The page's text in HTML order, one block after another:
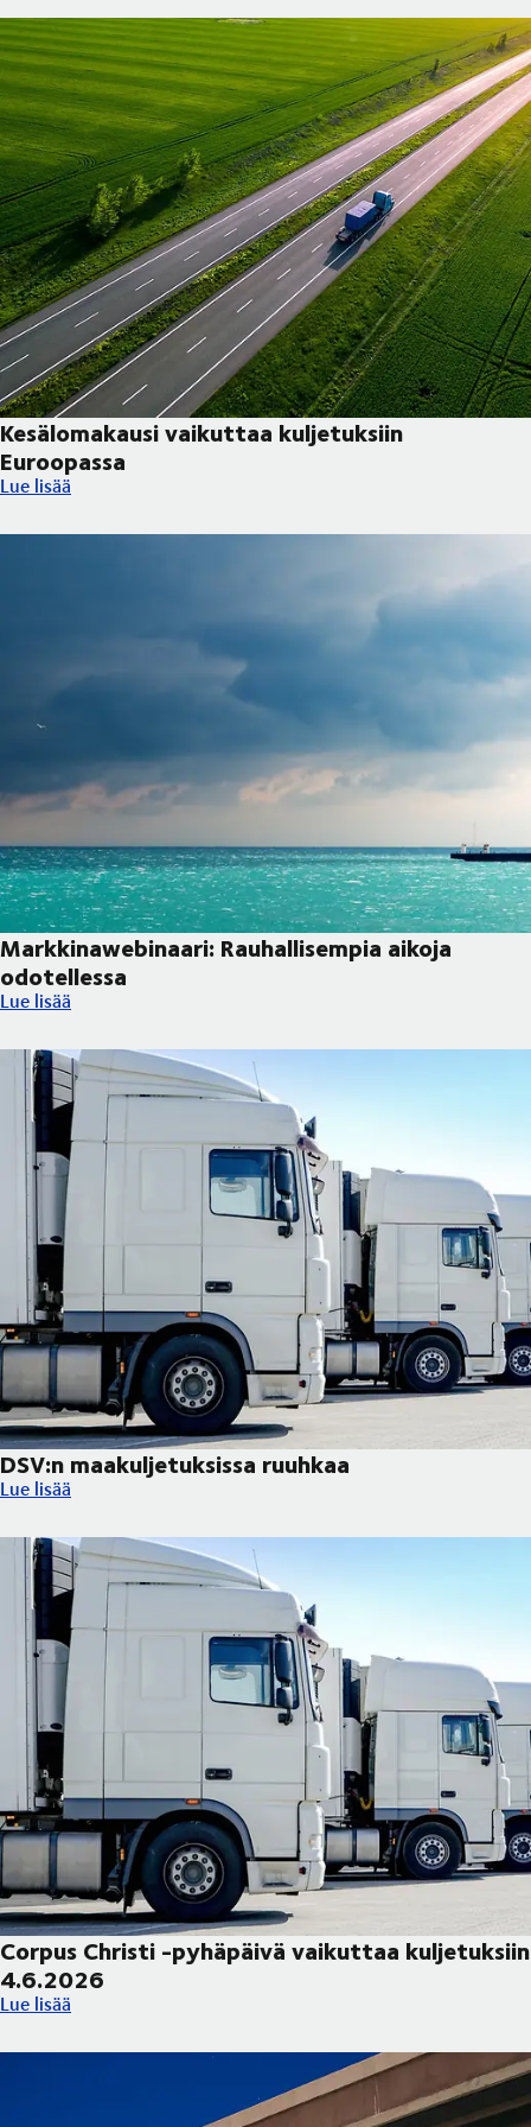
Kesälomakausi vaikuttaa kuljetuksiin
Euroopassa
Kesälomakausi vaikuttaa kuljetuksiin Euroopassa
Lue lisää
Markkinawebinaari: Rauhallisempia aikoja
odotellessa
Markkinawebinaari: Rauhallisempia aikoja odotellessa
Lue lisää
DSV:n maakuljetuksissa ruuhkaa
DSV:n maakuljetuksissa ruuhkaa
Lue lisää
Corpus Christi -pyhäpäivä vaikuttaa kuljetuksiin
4.6.2026
Corpus Christi -pyhäpäivä vaikuttaa kuljetuksiin 4.6.2026
Lue lisää